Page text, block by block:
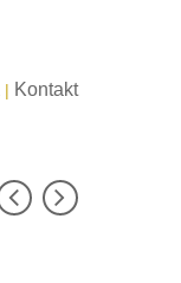
| Kontakt